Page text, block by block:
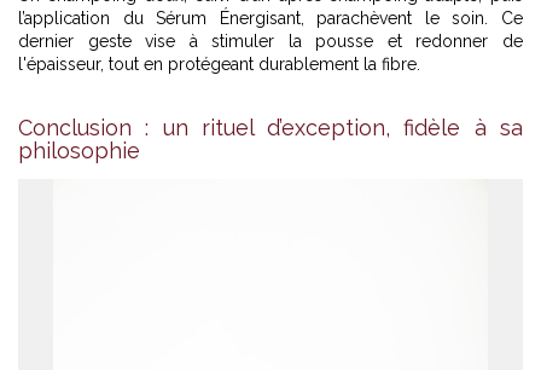
l’application du Sérum Énergisant, parachèvent le soin. Ce
dernier geste vise à stimuler la pousse et redonner de
l'épaisseur, tout en protégeant durablement la fibre.
Conclusion : un rituel d’exception, fidèle à sa
philosophie